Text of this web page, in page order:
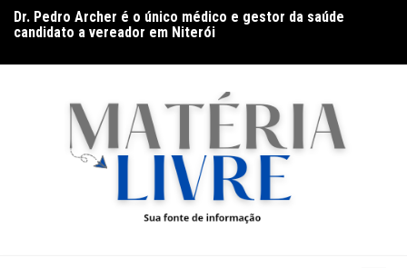
para
conteúdo
candidato a vereador em Niterói
Band Bahia realiza tradicional debate entre candidatos ao